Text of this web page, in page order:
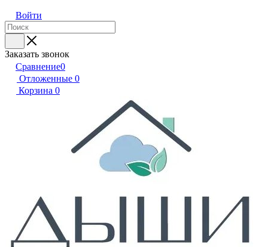
Войти
Заказать звонок
Сравнение0
Отложенные 0
Корзина 0